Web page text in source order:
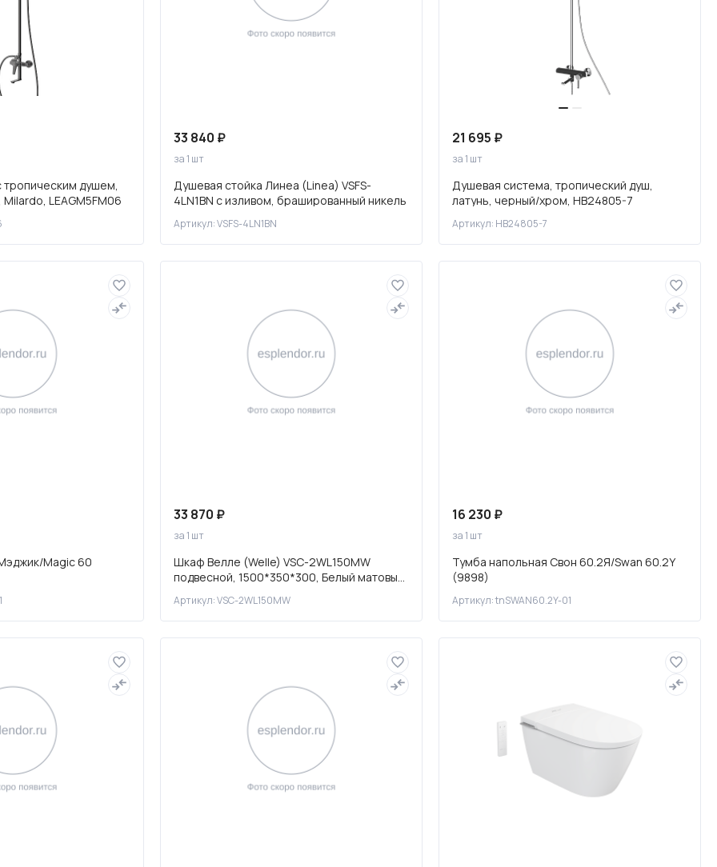
душем,
LEAGM5FM06
33 840 ₽
за 1 шт
Душевая стойка Линеа (Linea) VSFS-
4LN1BN с изливом, брашированный никель
Артикул: VSFS-4LN1BN
21 695 ₽
за 1 шт
Душевая система, тропический душ,
латунь, черный/хром, HB24805-7
Артикул: HB24805-7
Magic 60
33 870 ₽
за 1 шт
Шкаф Велле (Welle) VSC-2WL150MW
подвесной, 1500*350*300, Белый матовый
Артикул: VSC-2WL150MW
16 230 ₽
за 1 шт
Тумба напольная Свон 60.2Я/Swan 60.2Y
(9898)
Артикул: tnSWAN60.2Y-01